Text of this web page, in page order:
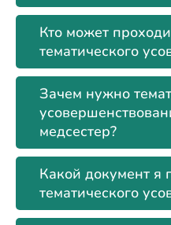
Кто может
тематического
Зачем нужно
медсестер?
Какой документ я
тематического